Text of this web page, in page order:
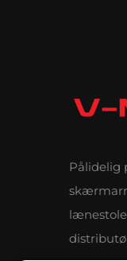
Pålidelig